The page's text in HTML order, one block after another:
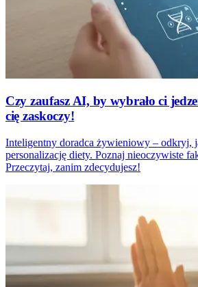
Czy zaufasz AI, by wybrało ci
cię zaskoczy!
Inteligentny doradca żywieniowy – odkryj,
personalizację diety. Poznaj nieoczywiste
Przeczytaj, zanim zdecydujesz!